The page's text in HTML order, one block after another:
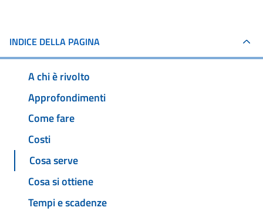
INDICE DELLA PAGINA
A chi è rivolto
Approfondimenti
Come fare
Costi
Cosa serve
Cosa si ottiene
Tempi e scadenze